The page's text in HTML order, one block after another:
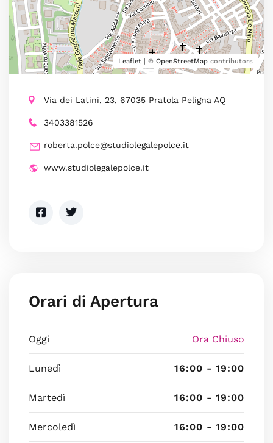
Leaflet | © OpenStreetMap contributors
Via dei Latini, 23, 67035 Pratola Peligna AQ
3403381526
roberta.polce@studiolegalepolce.it
www.studiolegalepolce.it
Orari di Apertura
Oggi Ora Chiuso
Lunedì 16:00 - 19:00
Martedì 16:00 - 19:00
Mercoledì 16:00 - 19:00